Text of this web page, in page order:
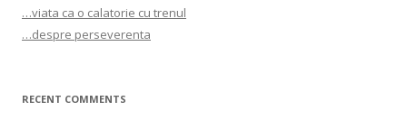
…viata ca o calatorie cu trenul
…despre perseverenta
RECENT COMMENTS